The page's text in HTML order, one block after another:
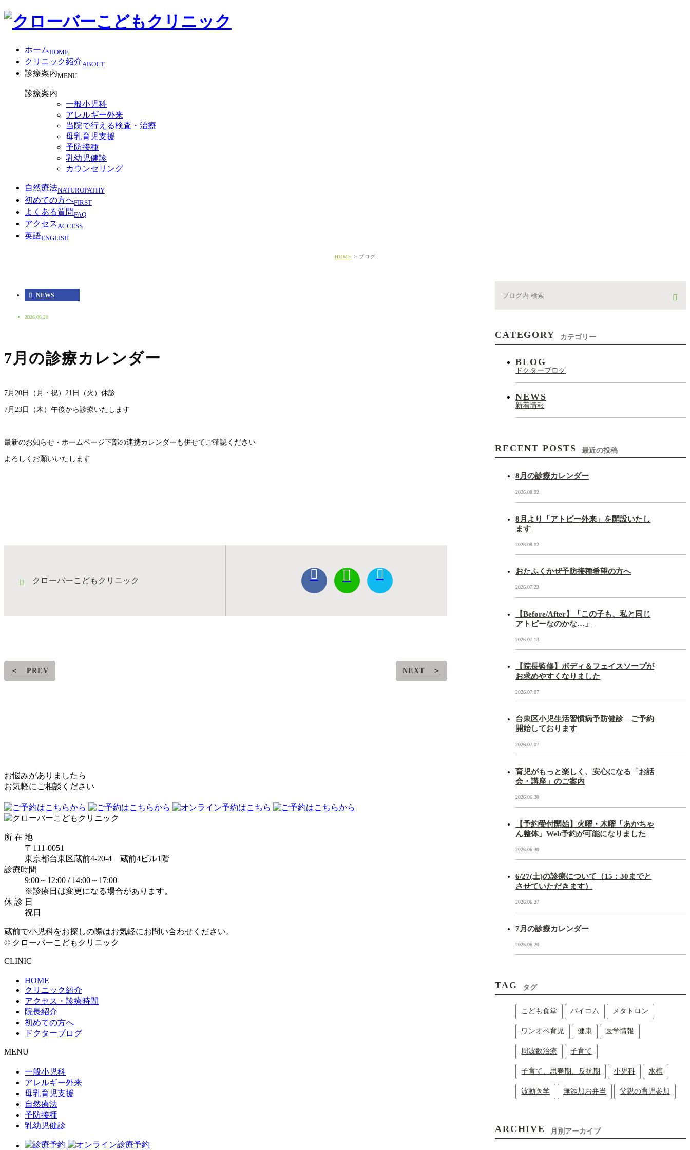
ホームHOME
クリニック紹介ABOUT
診療案内MENU
診療案内
一般小児科
アレルギー外来
当院で行える検査・治療
母乳育児支援
予防接種
乳幼児健診
カウンセリング
自然療法NATUROPATHY
初めての方へFIRST
よくある質問FAQ
アクセスACCESS
英語ENGLISH
HOME ブログ
NEWS
2026.06.20
7月の診療カレンダー
7月20日（月・祝）21日（火）休診
7月23日（木）午後から診療いたします
最新のお知らせ・ホームページ下部の連携カレンダーも併せてご確認ください
よろしくお願いいたします
クローバーこどもクリニック
＜ PREV NEXT ＞
CATEGORY カテゴリー
BLOG
ドクターブログ
NEWS
新着情報
RECENT POSTS 最近の投稿
8月の診療カレンダー
2026.08.02
8月より「アトピー外来」を開設いたし
ます
2026.08.02
おたふくかぜ予防接種希望の方へ
2026.07.23
【Before/After】「この子も、私と同じ
アトピーなのかな…」
2026.07.13
【院長監修】ボディ＆フェイスソープが
お求めやすくなりました
2026.07.07
台東区小児生活習慣病予防健診 ご予約
開始しております
2026.07.07
育児がもっと楽しく、安心になる「お話
会・講座」のご案内
2026.06.30
【予約受付開始】火曜・木曜「あかちゃ
ん整体」Web予約が可能になりました
2026.06.30
6/27(土)の診療について（15：30までと
させていただきます）
2026.06.27
7月の診療カレンダー
2026.06.20
TAG タグ
こども食堂 バイコム メタトロン
ワンオペ育児 健康 医学情報
周波数治療 子育て
子育て、思春期、反抗期 小児科 水槽
波動医学 無添加お弁当 父親の育児参加
ARCHIVE 月別アーカイブ
お悩みがありましたら
お気軽にご相談ください
所 在 地
〒111-0051
東京都台東区蔵前4-20-4 蔵前4ビル1階
診療時間
9:00～12:00 / 14:00～17:00
※診療日は変更になる場合があります。
休 診 日
祝日
蔵前で小児科をお探しの際はお気軽にお問い合わせください。
© クローバーこどもクリニック
CLINIC
HOME
クリニック紹介
アクセス・診療時間
院長紹介
初めての方へ
ドクターブログ
MENU
一般小児科
アレルギー外来
母乳育児支援
自然療法
予防接種
乳幼児健診